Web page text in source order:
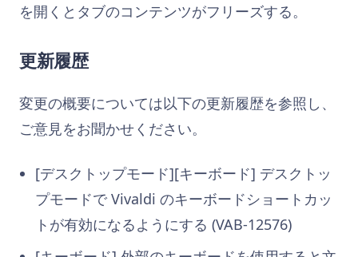
を開くとタブのコンテンツがフリーズする。
更新履歴
変更の概要については以下の更新履歴を参照し、
ご意見をお聞かせください。
[デスクトップモード][キーボード] デスクトッ
プモードで Vivaldi のキーボードショートカッ
トが有効になるようにする (VAB-12576)